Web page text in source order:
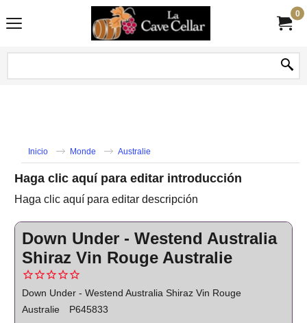
0
Inicio Monde Australie
Haga clic aquí para editar introducción
Haga clic aquí para editar descripción
Down Under - Westend Australia
Shiraz Vin Rouge Australie
Down Under - Westend Australia Shiraz Vin Rouge
Australie
P645833